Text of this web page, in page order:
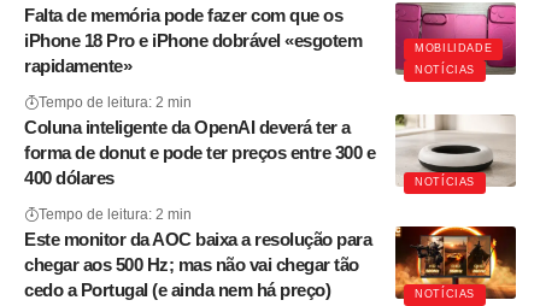
MOBILIDADE
NOTÍCIAS
Falta de memória pode fazer com que os
iPhone 18 Pro e iPhone dobrável «esgotem
rapidamente»
Tempo de leitura: 2 min
NOTÍCIAS
Coluna inteligente da OpenAI deverá ter a
forma de donut e pode ter preços entre 300 e
400 dólares
Tempo de leitura: 2 min
NOTÍCIAS
Este monitor da AOC baixa a resolução para
chegar aos 500 Hz; mas não vai chegar tão
cedo a Portugal (e ainda nem há preço)